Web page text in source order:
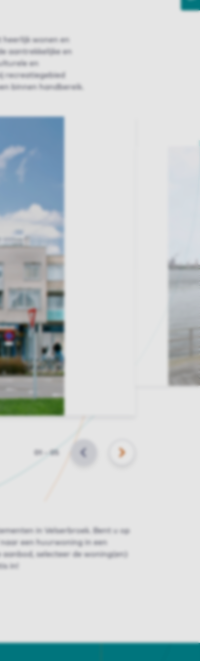
heerlijk wonen en
aantrekkelijke en
en
recreatiegebied
binnen handbereik.
Slide 05 VORIGE VOLGENDE
in Velserbroek. Bent u op
een huurwoning in een
selecteer de woning(en)
in!